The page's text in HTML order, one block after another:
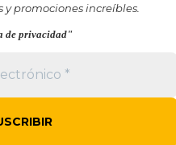
promociones increíbles.
de privacidad"